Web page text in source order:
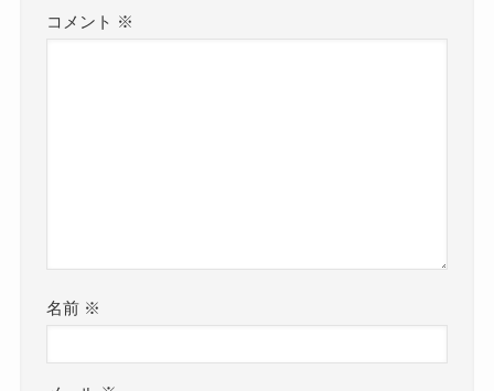
コメント ※
名前 ※